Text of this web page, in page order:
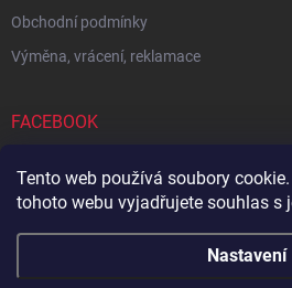
Tento web používá soubory
tohoto webu vyjadřujete souhlas s
Nastavení
Obchodní podmínky
Výměna, vrácení, reklamace
FACEBOOK
Zboží.cz Heureka.cz Sedupa